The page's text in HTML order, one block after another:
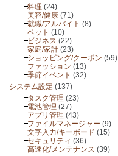
料理 (24)
美容/健康 (71)
就職/アルバイト (8)
ペット (10)
ビジネス (22)
家庭/家計 (23)
ショッピング/クーポン (59)
ファッション (13)
季節イベント (32)
システム設定 (137)
タスク管理 (23)
電池管理 (27)
アプリ管理 (43)
ファイルマネージャー (9)
文字入力/キーボード (15)
セキュリティ (36)
高速化/メンテナンス (39)